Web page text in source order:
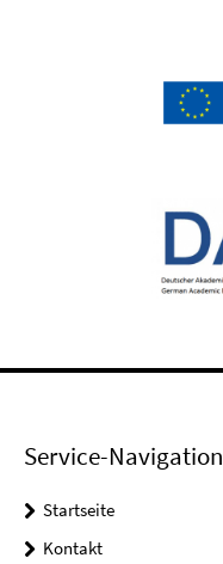
Service-Navigation
Startseite
Kontakt